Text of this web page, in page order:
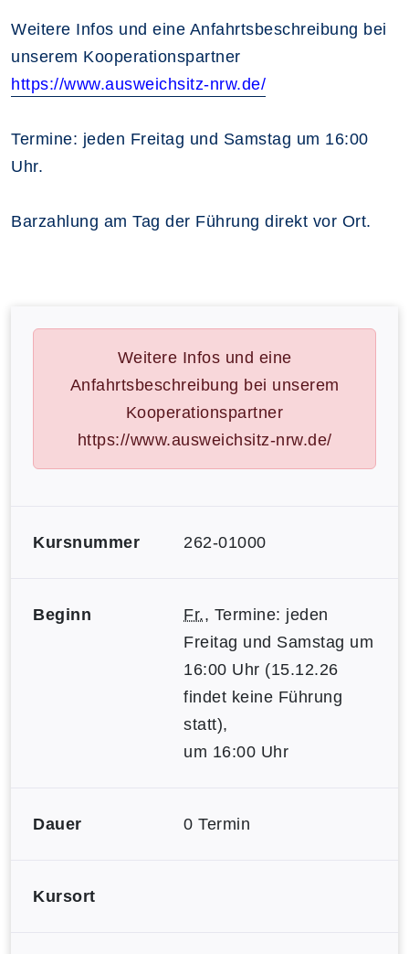
Weitere Infos und eine Anfahrtsbeschreibung bei
unserem Kooperationspartner
https://www.ausweichsitz-nrw.de/
Termine: jeden Freitag und Samstag um 16:00
Uhr.
Barzahlung am Tag der Führung direkt vor Ort.
Weitere Infos und eine
Anfahrtsbeschreibung bei unserem
Kooperationspartner
https://www.ausweichsitz-nrw.de/
Kursnummer 262-01000
Beginn Fr., Termine: jeden
Freitag und Samstag um
16:00 Uhr (15.12.26
findet keine Führung
statt),
um 16:00 Uhr
Dauer 0 Termin
Kursort